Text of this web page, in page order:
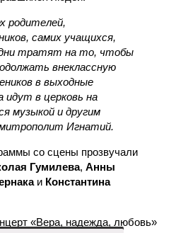
родителей,
самих учащихся,
тратят на то, чтобы
внеклассную
в выходные
в церковь на
музыкой и другим
Игнатий.
со сцены прозвучали
Гумилева, Анны
и Константина